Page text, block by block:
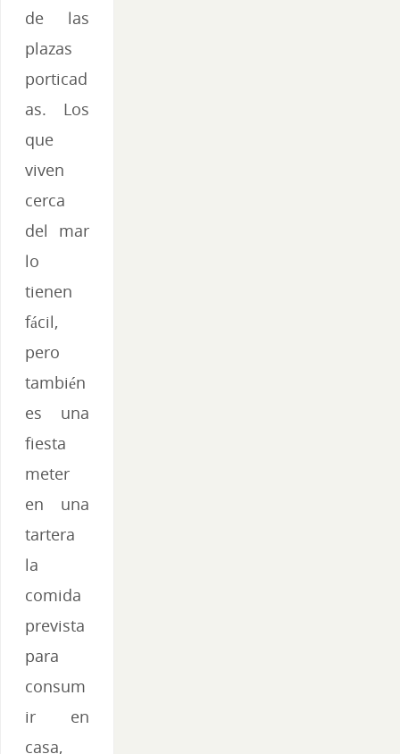
de las
plazas
porticad
as. Los
que
viven
cerca
del mar
lo
tienen
fácil,
pero
también
es una
fiesta
meter
en una
tartera
la
comida
prevista
para
consum
ir en
casa,